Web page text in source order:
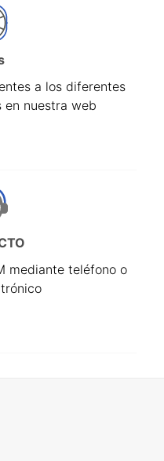
a los diferentes
en nuestra web
mediante teléfono o